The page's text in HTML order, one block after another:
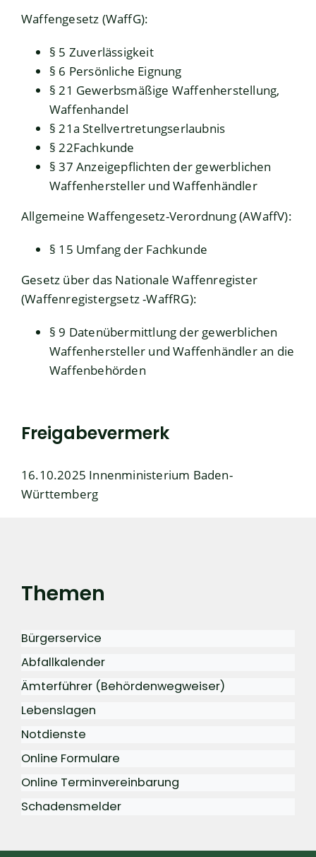
Waffengesetz (WaffG):
§ 5 Zuverlässigkeit
§ 6 Persönliche Eignung
§ 21 Gewerbsmäßige Waffenherstellung,
Waffenhandel
§ 21a Stellvertretungserlaubnis
§ 22Fachkunde
§ 37 Anzeigepflichten der gewerblichen
Waffenhersteller und Waffenhändler
Allgemeine Waffengesetz-Verordnung (AWaffV):
§ 15 Umfang der Fachkunde
Gesetz über das Nationale Waffenregister
(Waffenregistergsetz -WaffRG):
§ 9 Datenübermittlung der gewerblichen
Waffenhersteller und Waffenhändler an die
Waffenbehörden
Freigabevermerk
16.10.2025 Innenministerium Baden-
Württemberg
Themen
Bürgerservice
Abfallkalender
Ämterführer (Behördenwegweiser)
Lebenslagen
Notdienste
Online Formulare
Online Terminvereinbarung
Schadensmelder